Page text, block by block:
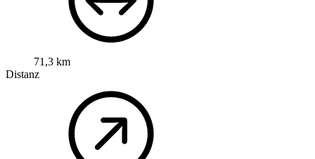
71,3 km
Distanz